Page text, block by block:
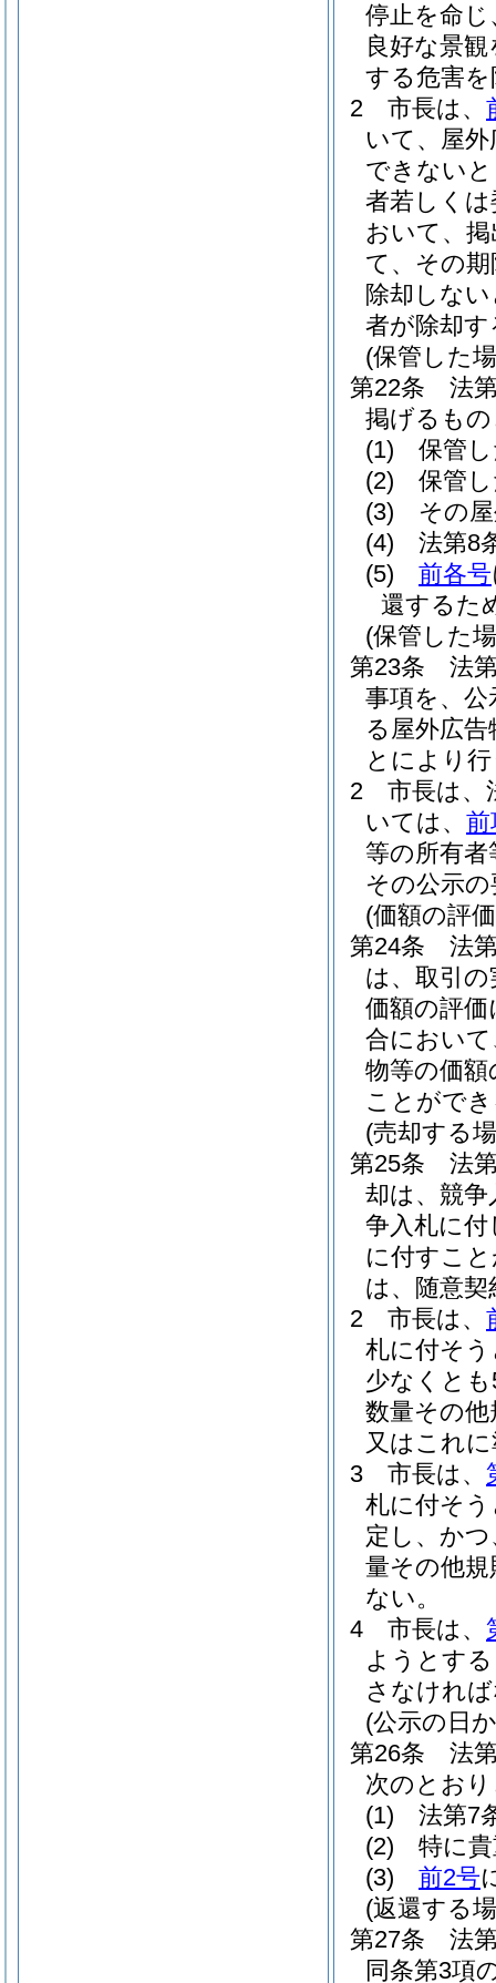
停止を命
良好な景
する危害
2
市長は、
いて、屋
できない
者若しく
おいて、
て、その
除却しな
者が除却
(保管した
第22条
法
掲げるも
(1)
保管
(2)
保管
(3)
その
(4)
法第8
(5)
前各号
還するた
(保管した
第23条
法
事項を、
る屋外広
とにより
2
市長は、
いては、 前
等の所有
その公示
(価額の評
第24条
法
は、取引
価額の評
合におい
物等の価
ことがで
(売却する
第25条
法
却は、競
争入札に
に付すこ
は、随意
2
市長は、
札に付そ
少なくと
数量その
又はこれ
3
市長は、
札に付そ
定し、か
量その他
ない。
4
市長は、
ようとす
さなけれ
(公示の日
第26条
法
次のとお
(1)
法第7
(2)
特に
(3)
前2号
(返還する
第27条
法
同条第3項